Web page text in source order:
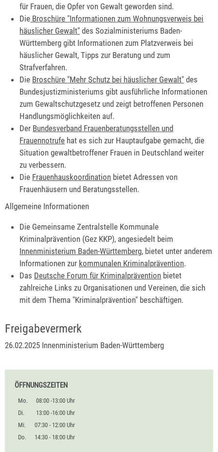
für Frauen, die Opfer von Gewalt geworden sind.
Die Broschüre "Informationen zum Wohnungsverweis bei
häuslicher Gewalt" des Sozialministeriums Baden-
Württemberg gibt Informationen zum Platzverweis bei
häuslicher Gewalt, Tipps zur Beratung und zum
Strafverfahren.
Die Broschüre "Mehr Schutz bei häuslicher Gewalt" des
Bundesjustizministeriums gibt ausführliche Informationen
zum Gewaltschutzgesetz und zeigt betroffenen Personen
Handlungsmöglichkeiten auf.
Der Bundesverband Frauenberatungsstellen und
Frauennotrufe hat es sich zur Hauptaufgabe gemacht, die
Situation gewaltbetroffener Frauen in Deutschland weiter
zu verbessern.
Die Frauenhauskoordination bietet Adressen von
Frauenhäusern und Beratungsstellen.
Allgemeine Informationen
Die Gemeinsame Zentralstelle Kommunale
Kriminalprävention (Gez KKP), angesiedelt beim
Innenministerium Baden-Württemberg, bietet unter anderem
Informationen zur kommunalen Kriminalprävention.
Das Deutsche Forum für Kriminalprävention bietet
zahlreiche Links zu Organisationen und Vereinen, die sich
mit dem Thema "Kriminalprävention" beschäftigen.
Freigabevermerk
26.02.2025 Innenministerium Baden-Württemberg
ÖFFNUNGSZEITEN
Mo.
08:00 -13:00 Uhr
Di.
13:00 -16:00 Uhr
Mi.
07:30 - 12:00 Uhr
Do.
14:30 - 18:00 Uhr